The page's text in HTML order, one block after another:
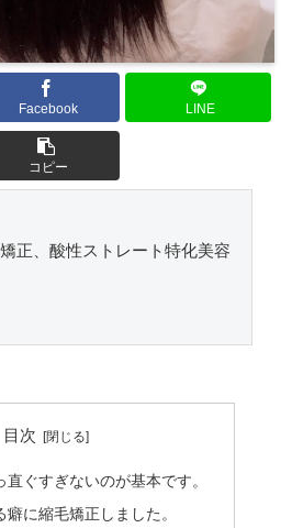
Facebook LINE
コピー
正、酸性ストレート特化美容
目次
ぐすぎないのが基本です。
癖に縮毛矯正しました。